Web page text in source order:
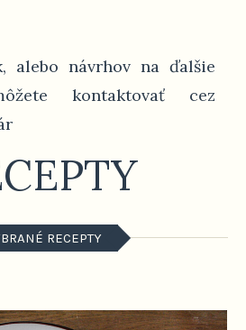
alebo návrhov na ďalšie
kontaktovať cez
RECEPTY